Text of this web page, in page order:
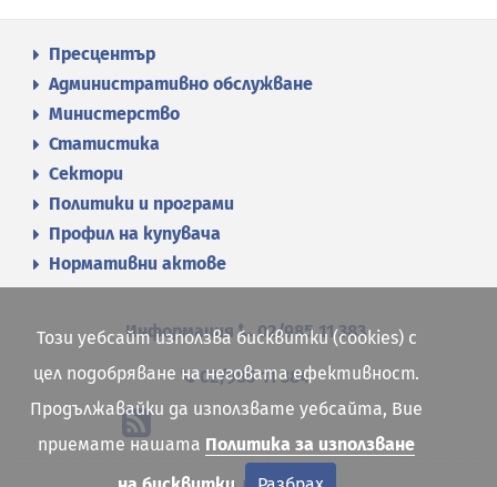
Пресцентър
Административно обслужване
Министерство
Статистика
Сектори
Политики и програми
Профил на купувача
Нормативни актове
Информация 02/985 11 383
02/985 11 384
Този уебсайт използва бисквитки (cookies) с
цел подобряване на неговата ефективност.
Продължавайки да използвате уебсайта, Вие
приемате нашата Политика за използване